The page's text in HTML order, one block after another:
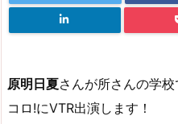
原明日夏さんが所さんの学
コロ!にVTR出演します！